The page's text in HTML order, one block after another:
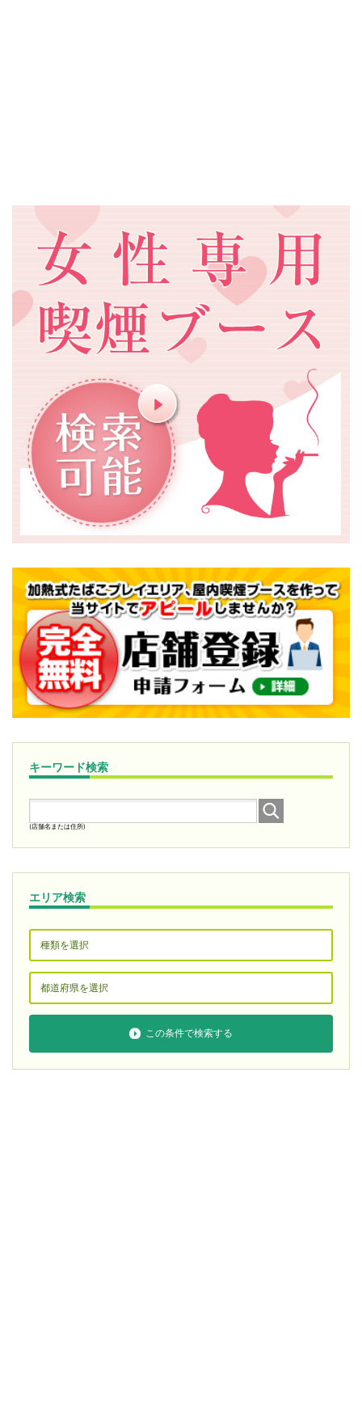
キーワード検索
(店舗名または住所)
エリア検索
この条件で検索する